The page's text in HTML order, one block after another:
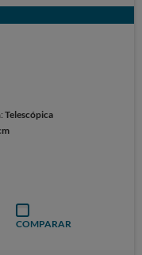
Telescópica
COMPARAR